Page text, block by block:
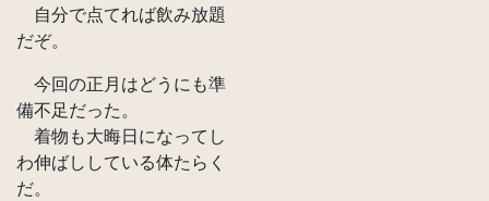
自分で点てれば飲み放題
だぞ。
今回の正月はどうにも準
備不足だった。
着物も大晦日になってし
わ伸ばししている体たらく
だ。